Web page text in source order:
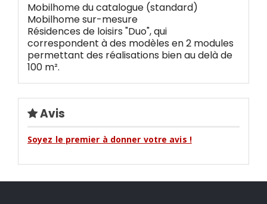
Mobilhome du catalogue (standard)
Mobilhome sur-mesure
Résidences de loisirs "Duo", qui
correspondent à des modèles en 2 modules
permettant des réalisations bien au delà de
100 m².
Avis
Soyez le premier à donner votre avis !